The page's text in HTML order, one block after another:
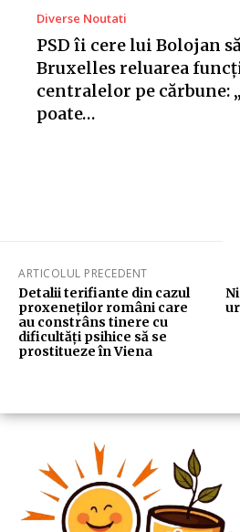
Diverse Noutati
PSD îi cere lui Bolojan
Bruxelles reluarea
centralelor pe cărbune:
poate…
ARTICOLUL PRECEDENT
Detalii terifiante din cazul
proxeneților români care
au constrâns tinere cu
dificultăți psihice să se
prostitueze în Viena